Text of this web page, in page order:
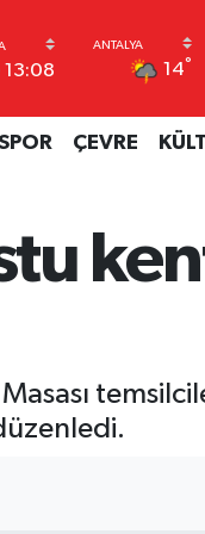
13:08 14°
ÇEVRE